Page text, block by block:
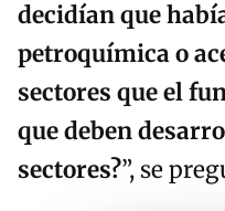
decidían que
petroquímica o
sectores que el
que deben
sectores?”, se